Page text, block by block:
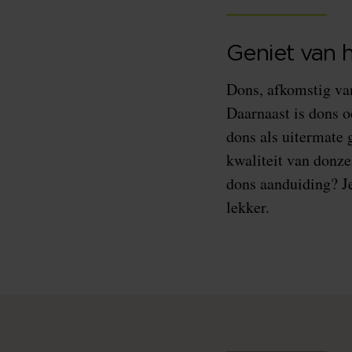
Geniet van
Dons, afkomstig
Daarnaast is dons
dons als uitermate
kwaliteit van
dons aanduiding?
lekker.